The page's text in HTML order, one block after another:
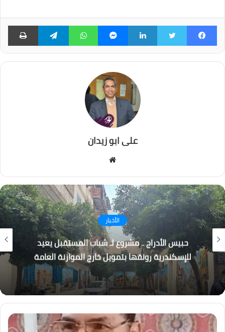
فيسبوك لينكدإن ماسنجر واتساب تيلقرام
على ابو زيدان
تكنولوجيا
الجزار: منصة “فرصة” تراهن على تبسيط الاستثمار
وبناء وعي مالي جديد